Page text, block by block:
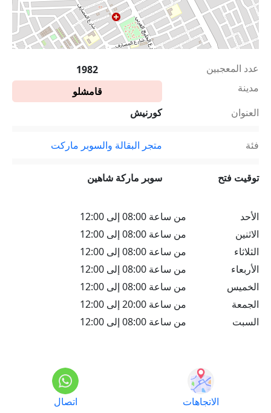
عدد المعجبين
1982
مدينة
قامشلو
العنوان
كورنيش
فئة متجر البقالة والسوبر ماركت
توقيت فتح سوبر ماركة شاهين
الأحد
من ساعة 08:00 إلى 12:00
الاثنين
من ساعة 08:00 إلى 12:00
الثلاثاء
من ساعة 08:00 إلى 12:00
الأربعاء
من ساعة 08:00 إلى 12:00
الخميس
من ساعة 08:00 إلى 12:00
الجمعة
من ساعة 20:00 إلى 12:00
السبت
من ساعة 08:00 إلى 12:00
اتصال الاتجاهات